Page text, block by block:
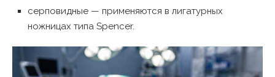
серповидные — применяются в лигатурных
ножницах типа Spencer.